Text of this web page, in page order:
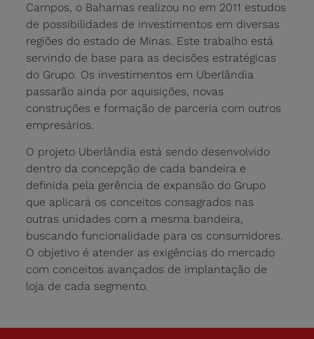
Campos, o Bahamas realizou no em 2011 estudos
de possibilidades de investimentos em diversas
regiões do estado de Minas. Este trabalho está
servindo de base para as decisões estratégicas
do Grupo. Os investimentos em Uberlândia
passarão ainda por aquisições, novas
construções e formação de parceria com outros
empresários.
O projeto Uberlândia está sendo desenvolvido
dentro da concepção de cada bandeira e
definida pela gerência de expansão do Grupo
que aplicará os conceitos consagrados nas
outras unidades com a mesma bandeira,
buscando funcionalidade para os consumidores.
O objetivo é atender as exigências do mercado
com conceitos avançados de implantação de
loja de cada segmento.